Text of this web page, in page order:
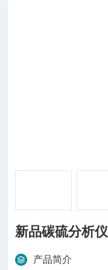
新品碳硫分析仪
产品简介